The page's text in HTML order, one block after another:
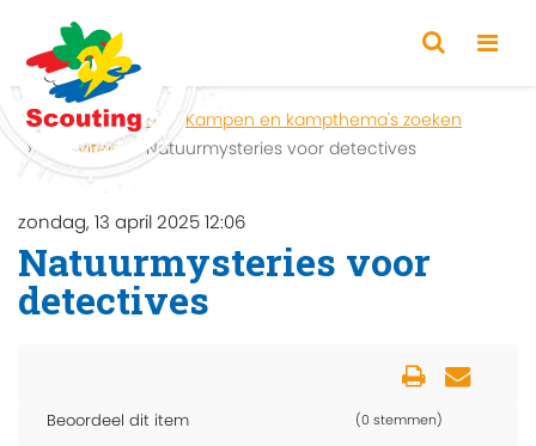
Home Zoeken
Kampen en kampthema's zoeken
Activiteit
Natuurmysteries voor detectives
zondag, 13 april 2025 12:06
Natuurmysteries voor
detectives
Beoordeel dit item (0 stemmen)